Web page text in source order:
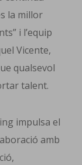
la millor
i l’equip
Vicente,
qualsevol
talent.
impulsa el
amb